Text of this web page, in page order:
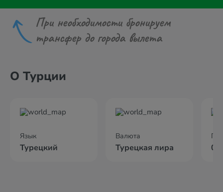
При необходимости бронируем
трансфер до города вылета
О Турции
Язык
Турецкий
Валюта
Турецкая лира